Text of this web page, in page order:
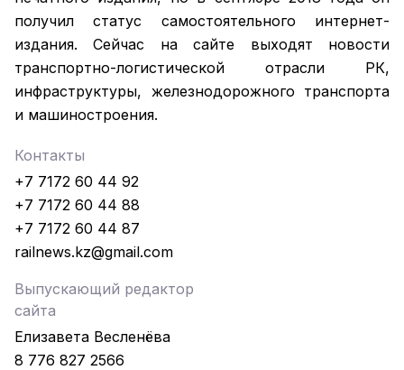
получил статус самостоятельного интернет-
издания. Сейчас на сайте выходят новости
транспортно-логистической отрасли РК,
инфраструктуры, железнодорожного транспорта
и машиностроения.
Контакты
+7 7172 60 44 92
+7 7172 60 44 88
+7 7172 60 44 87
railnews.kz@gmail.com
Выпускающий редактор
сайта
Елизавета Весленёва
8 776 827 2566